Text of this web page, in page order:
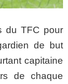
du TFC pour
de but
capitaine
de chaque